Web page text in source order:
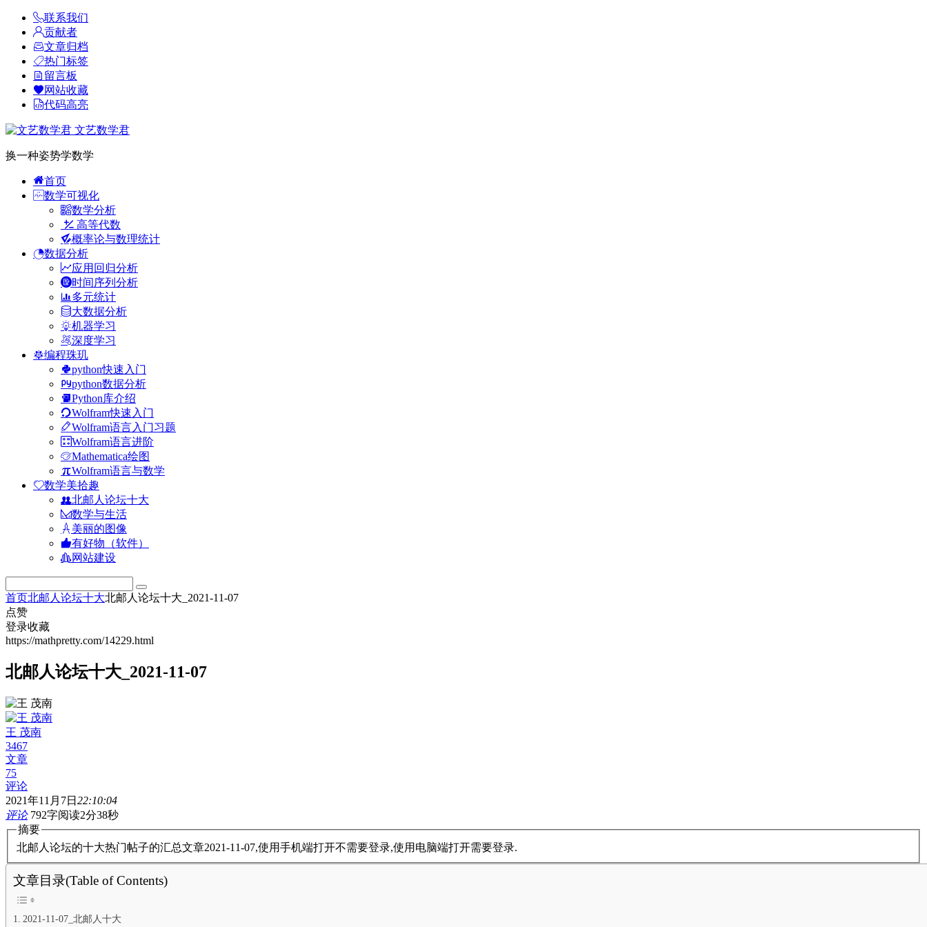
联系我们
贡献者
文章归档
热门标签
留言板
网站收藏
代码高亮
文艺数学君
换一种姿势学数学
首页
数学可视化
数学分析
高等代数
概率论与数理统计
数据分析
应用回归分析
时间序列分析
多元统计
大数据分析
机器学习
深度学习
编程珠玑
python快速入门
python数据分析
Python库介绍
Wolfram快速入门
Wolfram语言入门习题
Wolfram语言进阶
Mathematica绘图
Wolfram语言与数学
数学美拾趣
北邮人论坛十大
数学与生活
美丽的图像
有好物（软件）
网站建设
首页北邮人论坛十大北邮人论坛十大_2021-11-07
点赞
登录收藏
https://mathpretty.com/14229.html
北邮人论坛十大_2021-11-07
王 茂南
3467
文章
75
评论
2021年11月7日 22:10:04
评论 792字阅读2分38秒
摘要
北邮人论坛的十大热门帖子的汇总文章2021-11-07,使用手机端打开不需要登录,使用电脑端打开需要登录.
文章目录(Table of Contents)
2021-11-07_北邮人十大